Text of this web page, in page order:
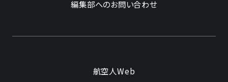
編集部へのお問い合わせ
航空人Web